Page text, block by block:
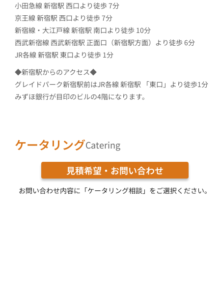
小田急線 新宿駅 西口より徒歩 7分
京王線 新宿駅 西口より徒歩 7分
新宿線・大江戸線 新宿駅 南口より徒歩 10分
西武新宿線 西武新宿駅 正面口（新宿駅方面）より徒歩 6分
JR各線 新宿駅 東口より徒歩 1分
◆新宿駅からのアクセス◆
グレイドパーク新宿駅前はJR各線 新宿駅 「東口」より徒歩1分
みずほ銀行が目印のビルの4階になります。
ケータリングCatering
見積希望・お問い合わせ
お問い合わせ内容に「ケータリング相談」をご選択ください。